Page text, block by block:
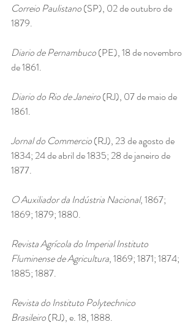
Correio Paulistano (SP), 02 de outubro de
1879.
Diario de Pernambuco (PE), 18 de novembro
de 1861.
Diario do Rio de Janeiro (RJ), 07 de maio de
1861.
Jornal do Commercio (RJ), 23 de agosto de
1834; 24 de abril de 1835; 28 de janeiro de
1877.
O Auxiliador da Indústria Nacional, 1867;
1869; 1879; 1880.
Revista Agrícola do Imperial Instituto
Fluminense de Agricultura, 1869; 1871; 1874;
1885; 1887.
Revista do Instituto Polytechnico
Brasileiro (RJ), e. 18, 1888.